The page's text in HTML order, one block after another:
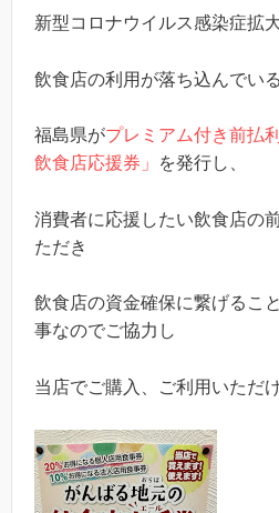
新型コロナウイルス感染症拡
飲食店の利用が落ち込んでい
福島県がプレミアム付き前払
飲食店応援券」
を発行し、
消費者に応援したい飲食店の
ただき
飲食店の資金確保に繋げるこ
事なのでご協力し
当店でご購入、ご利用いただけ